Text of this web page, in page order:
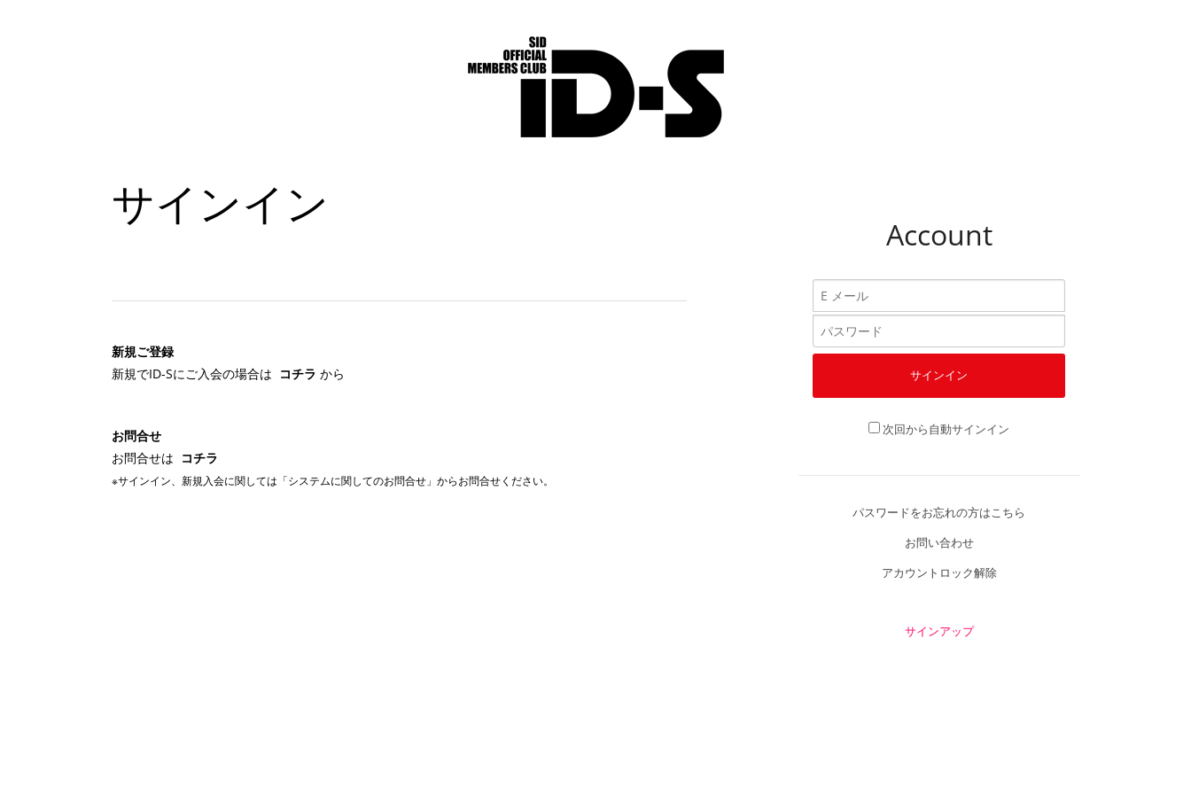
サインイン
新規ご登録
新規でID-Sにご入会の場合は コチラ から
お問合せ
お問合せは コチラ
※サインイン、新規入会に関しては「システムに関してのお問合せ」からお問合せください。
Account
次回から自動サインイン
パスワードをお忘れの方はこちら
お問い合わせ
アカウントロック解除
サインアップ